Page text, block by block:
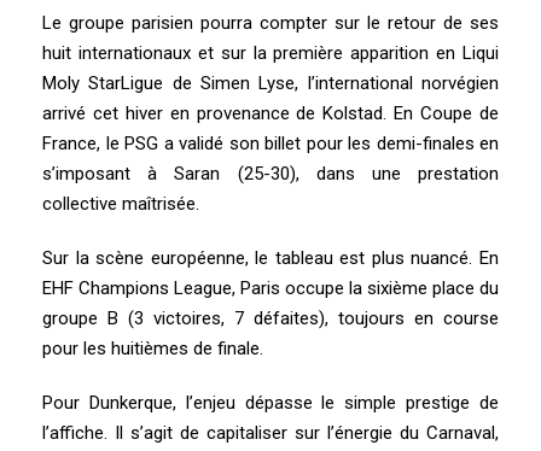
Le groupe parisien pourra compter sur le retour de ses
huit internationaux et sur la première apparition en Liqui
Moly StarLigue de Simen Lyse, l’international norvégien
arrivé cet hiver en provenance de Kolstad. En Coupe de
France, le PSG a validé son billet pour les demi-finales en
s’imposant à Saran (25-30), dans une prestation
collective maîtrisée.
Sur la scène européenne, le tableau est plus nuancé. En
EHF Champions League, Paris occupe la sixième place du
groupe B (3 victoires, 7 défaites), toujours en course
pour les huitièmes de finale.
Pour Dunkerque, l’enjeu dépasse le simple prestige de
l’affiche. Il s’agit de capitaliser sur l’énergie du Carnaval,